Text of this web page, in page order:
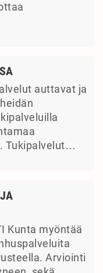
auttavat ja
Tukipalvelut…
Kunta myöntää
Arviointi